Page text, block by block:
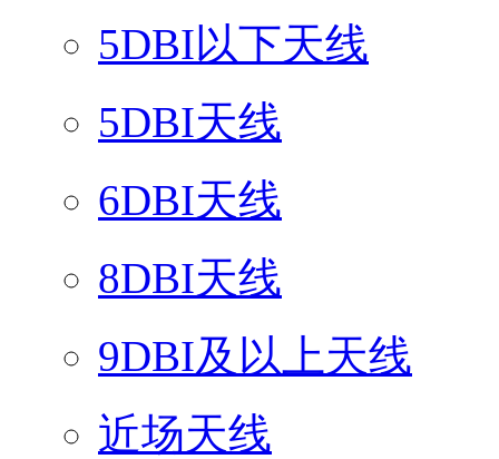
5DBI以下天线
5DBI天线
6DBI天线
8DBI天线
9DBI及以上天线
近场天线